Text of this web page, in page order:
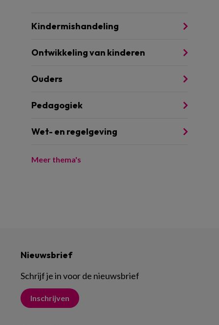
Kindermishandeling
Ontwikkeling van kinderen
Ouders
Pedagogiek
Wet- en regelgeving
Meer thema's
Nieuwsbrief
Schrijf je in voor de nieuwsbrief
Inschrijven